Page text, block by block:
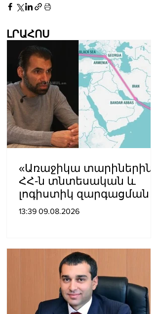
ԼՐԱՀՈՍ
«Առաջիկա տարիներին
ՀՀ-ն տնտեսական և
լոգիստիկ զարգացման
տեսանկյունից պետք է
Արա Պողոսյան
13:39 09.08.2026